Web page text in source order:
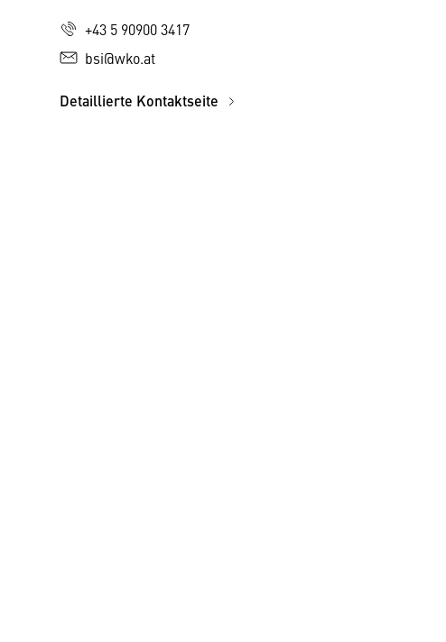
+43 5 90900 3417
bsi@wko.at
Detaillierte Kontaktseite